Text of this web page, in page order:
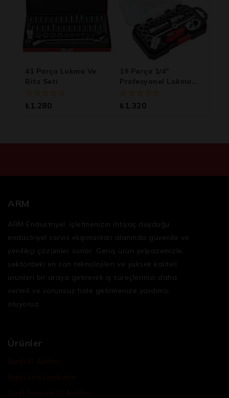
41 Parça Lokma Ve
Bits Seti
0
₺ 1.280
19 Parça 1/4″
Profesyonel Lokma
Seti
0
₺ 1.320
ARM
ARM Endüstriyel, işletmenizin ihtiyaç duyduğu
endüstriyel servis ekipmanları alanında güvenilir ve
yenilikçi çözümler sunar. Geniş ürün yelpazemizle,
sektördeki en son teknolojileri ve yüksek kaliteli
ürünleri bir araya getirerek iş süreçlerinizi daha
verimli ve sorunsuz hale getirmenize yardımcı
oluyoruz.
Ürünler
Şarjlı El Aletleri
Şarjlı Led Lambalar
Özel Tasarım El Aletleri